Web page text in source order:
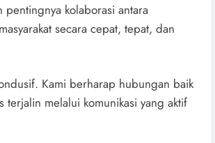
kolaborasi antara
secara cepat, tepat, dan
Kami berharap hubungan baik
terjalin melalui komunikasi yang aktif